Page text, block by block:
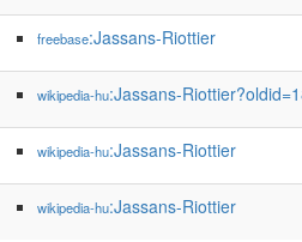
freebase:Jassans-Riottier
wikipedia-hu:Jassans-
wikipedia-hu:Jassans-Riottier
wikipedia-hu:Jassans-Riottier